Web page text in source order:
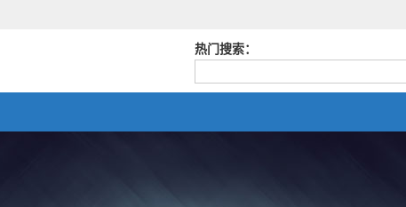
热门搜索：